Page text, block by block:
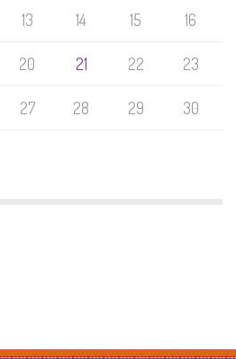
13 14 15 16
20 21 22 23
27 28 29 30